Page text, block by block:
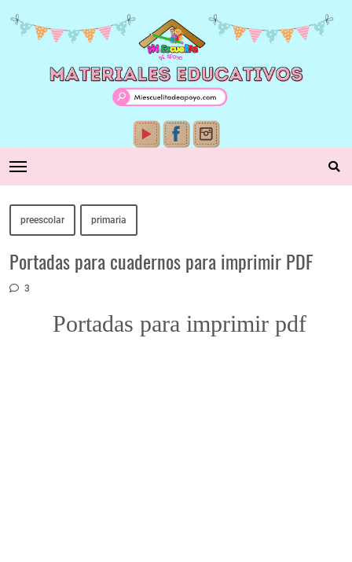
preescolar primaria
Portadas para cuadernos para imprimir PDF
3
Portadas para imprimir pdf